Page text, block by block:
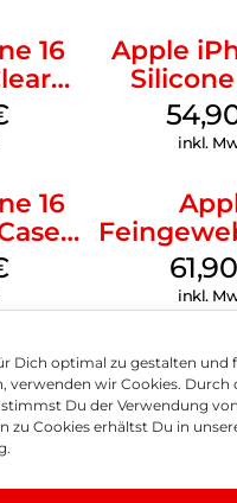
Dich optimal zu gestalten und
verwenden wir Cookies. Durch
Du der Verwendung
zu Cookies erhältst Du in
16
Apple
inkl.
16
iPhone
MagSafe
61,90
inkl.